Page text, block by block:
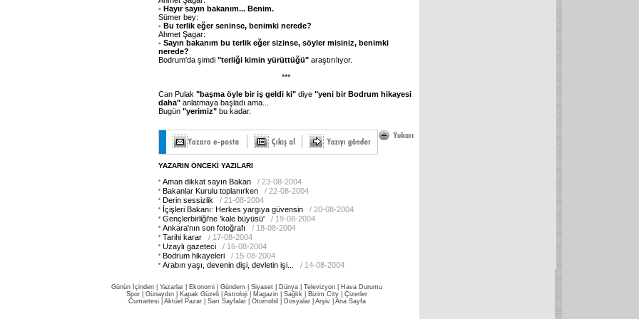
- Hayır sayın bakanım... Benim.
Sümer bey:
- Bu terlik eğer seninse, benimki nerede?
Ahmet Şagar:
- Sayın bakanım bu terlik eğer sizinse, söyler misiniz, benimki
nerede?
Bodrum'da şimdi "terliği kimin yürüttüğü" araştırılıyor.
***
Can Pulak "başma öyle bir iş geldi ki" diye "yeni bir Bodrum hikayesi
daha" anlatmaya başladı ama...
Bugün "yerimiz" bu kadar.
YAZARIN ÖNCEKİ YAZILARI
Aman dikkat sayın Bakan
/ 23-08-2004
Bakanlar Kurulu toplanırken
/ 22-08-2004
Derin sessizlik
/ 21-08-2004
İçişleri Bakanı: Herkes yargıya güvensin
/ 20-08-2004
Gençlerbirliği'ne 'kale büyüsü'
/ 19-08-2004
Ankara'nın son fotoğrafı
/ 18-08-2004
Tarihi karar
/ 17-08-2004
Uzaylı gazeteci
/ 16-08-2004
Bodrum hikayeleri
/ 15-08-2004
Arabın yaşı, devenin dişi, devletin işi...
/ 14-08-2004
Günün İçinden Yazarlar Ekonomi Gündem Siyaset Dünya | Televizyon
Hava Durumu
Spor
Günaydın Kapak Güzeli Astroloji Magazin Sağlık Bizim City
Çizerler
Cumartesi| Aktüel Pazar| Sarı Sayfalar| Otomobil Dosyalar| Arşiv| Ana Sayfa